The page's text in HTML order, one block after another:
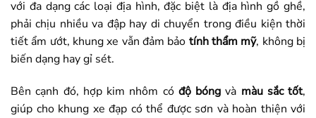
với đa dạng các loại địa hình, đặc biệt là địa hình gồ ghề,
phải chịu nhiều va đập hay di chuyển trong điều kiện thời
tiết ẩm ướt, khung xe vẫn đảm bảo tính thẩm mỹ, không bị
biến dạng hay gỉ sét.
Bên cạnh đó, hợp kim nhôm có độ bóng và màu sắc tốt,
giúp cho khung xe đạp có thể được sơn và hoàn thiện với